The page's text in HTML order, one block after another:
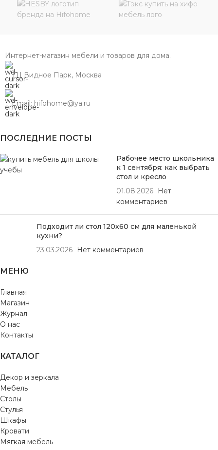
Интернет-магазин мебели и товаров для дома.
ТЦ Видное Парк, Москва
Email: hifohome@ya.ru
ПОСЛЕДНИЕ ПОСТЫ
Рабочее место школьника
к 1 сентября: как выбрать
стол и кресло
01.08.2026
Нет
комментариев
Подходит ли стол 120х60 см для маленькой
кухни?
23.03.2026
Нет комментариев
МЕНЮ
Главная
Магазин
Журнал
О нас
Контакты
КАТАЛОГ
Декор и зеркала
Мебель
Столы
Стулья
Шкафы
Кровати
Мягкая мебель